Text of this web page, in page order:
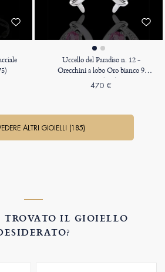
Uccello del Paradiso n. 12 -
Orecchini a lobo Oro bianco 9
carati (375)
470 €
ALTRI GIOIELLI (185)
TROVATO IL GIOIELLO